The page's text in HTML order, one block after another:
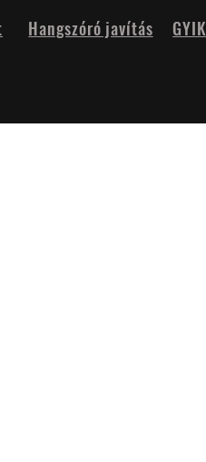
Hangszóró javítás GYIK